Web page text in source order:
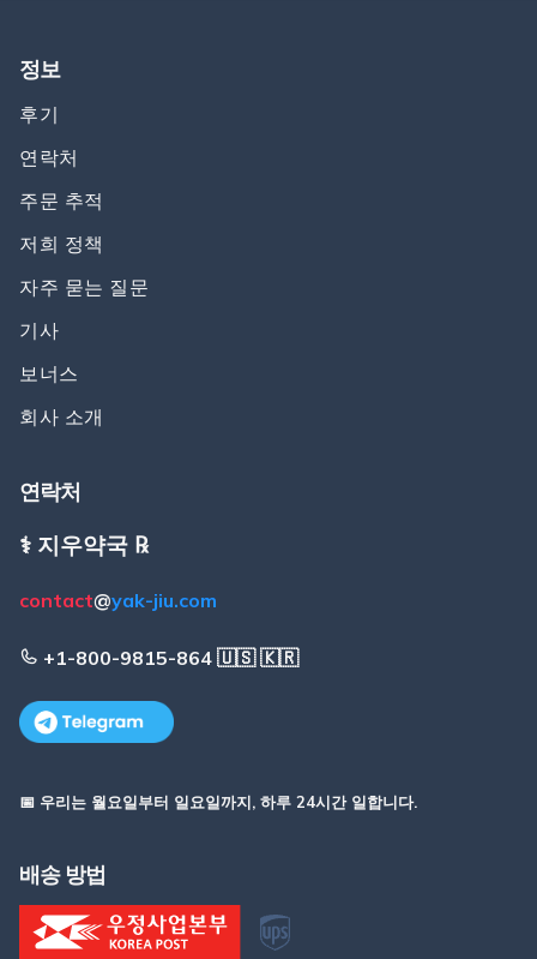
정보
후기
연락처
주문 추적
저희 정책
자주 묻는 질문
기사
보너스
회사 소개
연락처
⚕️ 지우약국 ℞
contact@yak-jiu.com
+1-800-9815-864 🇺🇸 🇰🇷
📅 우리는 월요일부터 일요일까지, 하루 24시간 일합니다.
배송 방법